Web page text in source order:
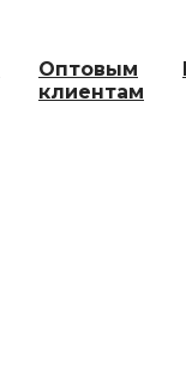
Оптовым
клиентам